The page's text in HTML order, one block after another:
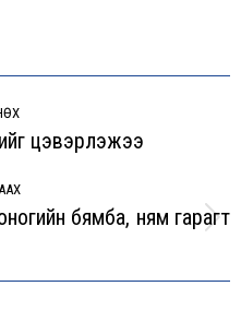
цэвэрлэжээ
бямба, ням гарагт